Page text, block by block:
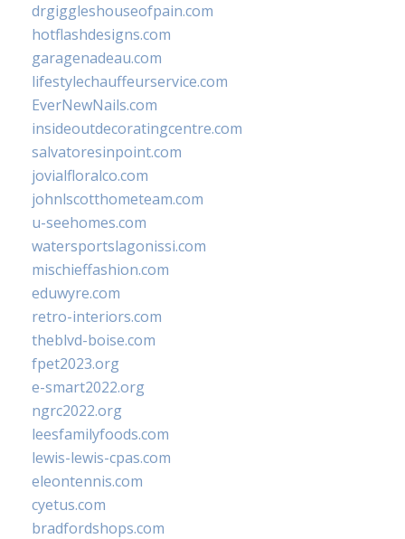
drgiggleshouseofpain.com
hotflashdesigns.com
garagenadeau.com
lifestylechauffeurservice.com
EverNewNails.com
insideoutdecoratingcentre.com
salvatoresinpoint.com
jovialfloralco.com
johnlscotthometeam.com
u-seehomes.com
watersportslagonissi.com
mischieffashion.com
eduwyre.com
retro-interiors.com
theblvd-boise.com
fpet2023.org
e-smart2022.org
ngrc2022.org
leesfamilyfoods.com
lewis-lewis-cpas.com
eleontennis.com
cyetus.com
bradfordshops.com